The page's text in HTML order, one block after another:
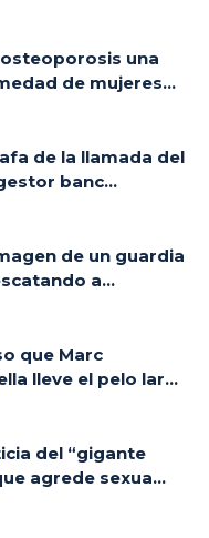
osteoporosis una
de mujeres...
de la llamada del
banc...
de un guardia
a...
que Marc
lleve el pelo lar...
del “gigante
agrede sexua...